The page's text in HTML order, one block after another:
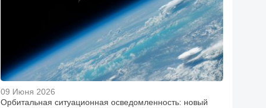
09 Июня 2026
Орбитальная ситуационная осведомленность: новый